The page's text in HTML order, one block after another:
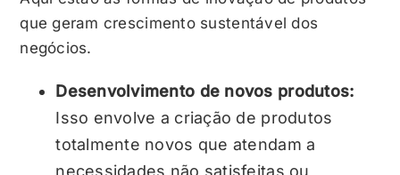
que geram crescimento sustentável dos
negócios.
Desenvolvimento de novos produtos:
Isso envolve a criação de produtos
totalmente novos que atendam a
necessidades não satisfeitas ou